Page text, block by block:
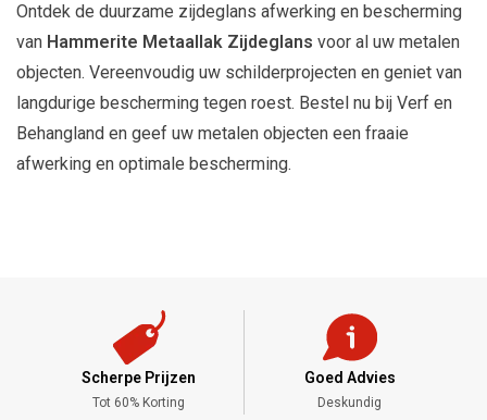
Ontdek de duurzame zijdeglans afwerking en bescherming
van Hammerite Metaallak Zijdeglans voor al uw metalen
objecten. Vereenvoudig uw schilderprojecten en geniet van
langdurige bescherming tegen roest. Bestel nu bij Verf en
Behangland en geef uw metalen objecten een fraaie
afwerking en optimale bescherming.
Scherpe Prijzen
Tot 60% Korting
Goed Advies
Deskundig